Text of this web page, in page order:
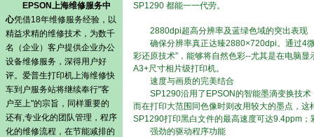
EPSON上海维修服务中
心凭借18年维修服务经验，以
精益求精的维修技术，为数千
名（企业）客户提供企业办公
设备维修服务，深得用户好
评。爱普生打印机上海维修快
车到户服务站将继续奉行"客
户至上"的宗旨，同样重要的
还有,专业化的团队管理，程序
化的维修流程，在节能减排的
SP1290 都能一一代劳。
2880dpi超高分辨率及蓝绿色域的突出表现
确保分辨率真正达臻2880×720dpi。通过4微
彩还原技术”，能够将自然色彩--尤其是在电脑
A3+尺寸相片级打印机。
速度与画质的完美结合
SP1290沿用了EPSON的智能墨滴变换技术
而在打印大范围同色像时则改用较大的墨点，
SP1290打印黑白文件的最高速度可达9.4ppm
强劲的驱动程序功能